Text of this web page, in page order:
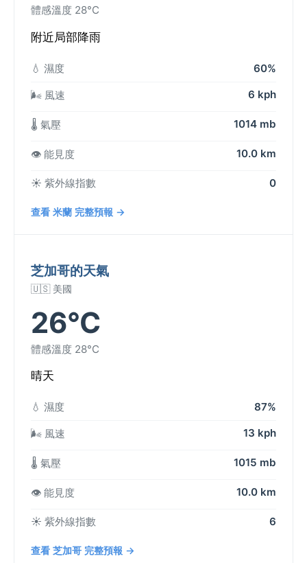
體感溫度 28°C
附近局部降雨
💧 濕度 60%
🌬️ 風速 6 kph
🌡️ 氣壓 1014 mb
👁️ 能見度 10.0 km
☀️ 紫外線指數 0
查看 米蘭 完整預報 →
芝加哥的天氣
🇺🇸 美國
26°C
體感溫度 28°C
晴天
💧 濕度 87%
🌬️ 風速 13 kph
🌡️ 氣壓 1015 mb
👁️ 能見度 10.0 km
☀️ 紫外線指數 6
查看 芝加哥 完整預報 →